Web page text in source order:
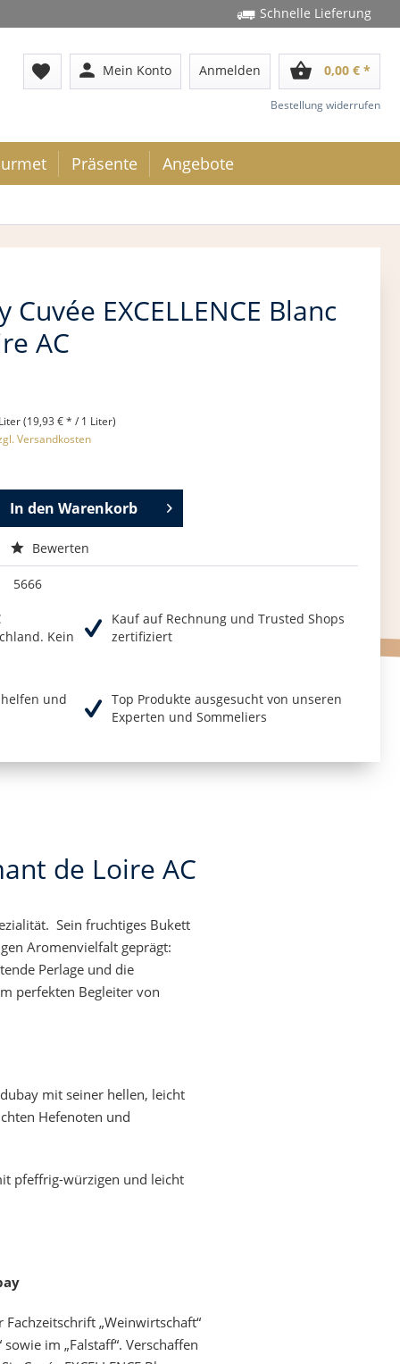
Schnelle Lieferung
favorite person Mein Konto Anmelden shopping_basket 0,00 € *
Bestellung widerrufen
Präsente Angebote
EXCELLENCE Blanc
AC
(19,93 € * / 1 Liter)
Versandkosten
In den Warenkorb
Bewerten
5666
Kein
Kauf auf Rechnung und Trusted Shops
zertifiziert
und
Top Produkte ausgesucht von unseren
Experten und Sommeliers
de Loire AC
Sein fruchtiges Bukett
Aromenvielfalt geprägt:
Perlage und die
perfekten Begleiter von
mit seiner hellen, leicht
Hefenoten und
pfeffrig-würzigen und leicht
Fachzeitschrift „Weinwirtschaft“
im „Falstaff“. Verschaffen